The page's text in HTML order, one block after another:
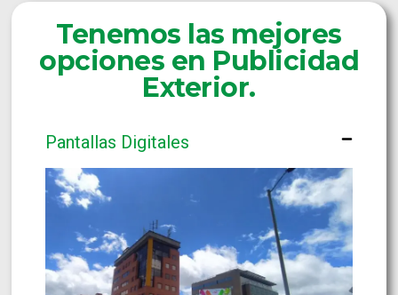
Tenemos las mejores
opciones en Publicidad
Exterior.
Pantallas Digitales